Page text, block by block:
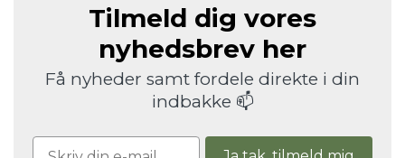
Tilmeld dig vores
nyhedsbrev her
Få nyheder samt fordele direkte i din
indbakke 📫